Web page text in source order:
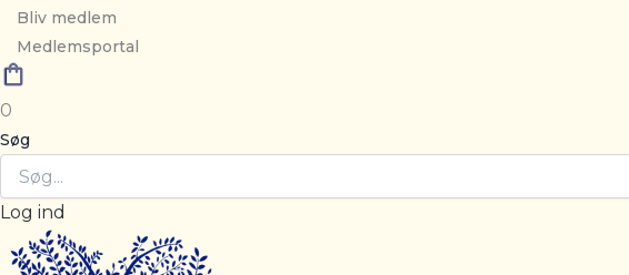
Bliv medlem
Medlemsportal
0
Søg
Log ind